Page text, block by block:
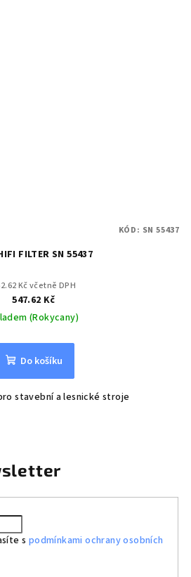
FILTER SN 55437
Kč včetně DPH
547.62 Kč
(Rokycany)
Do košíku
stavební a lesnické stroje
KÓD: SN 55437
s podmínkami ochrany osobních